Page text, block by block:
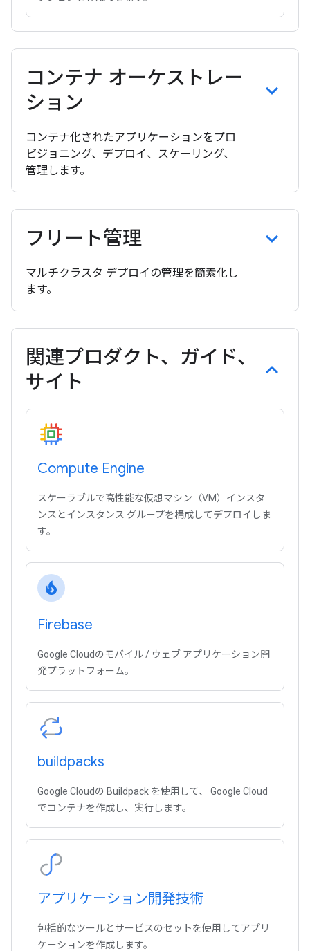
コンテナ オーケストレー
ション
コンテナ化されたアプリケーションをプロ
ビジョニング、デプロイ、スケーリング、
管理します。
フリート管理
マルチクラスタ デプロイの管理を簡素化し
ます。
関連プロダクト、ガイド、
サイト
Compute Engine
スケーラブルで高性能な仮想マシン（VM）インスタ
ンスとインスタンス グループを構成してデプロイしま
す。
local_fire_department
Firebase
Google Cloudのモバイル / ウェブ アプリケーション開
発プラットフォーム。
buildpacks
Google Cloudの Buildpack を使用して、 Google Cloud
でコンテナを作成し、実行します。
アプリケーション開発技術
包括的なツールとサービスのセットを使用してアプリ
ケーションを作成します。